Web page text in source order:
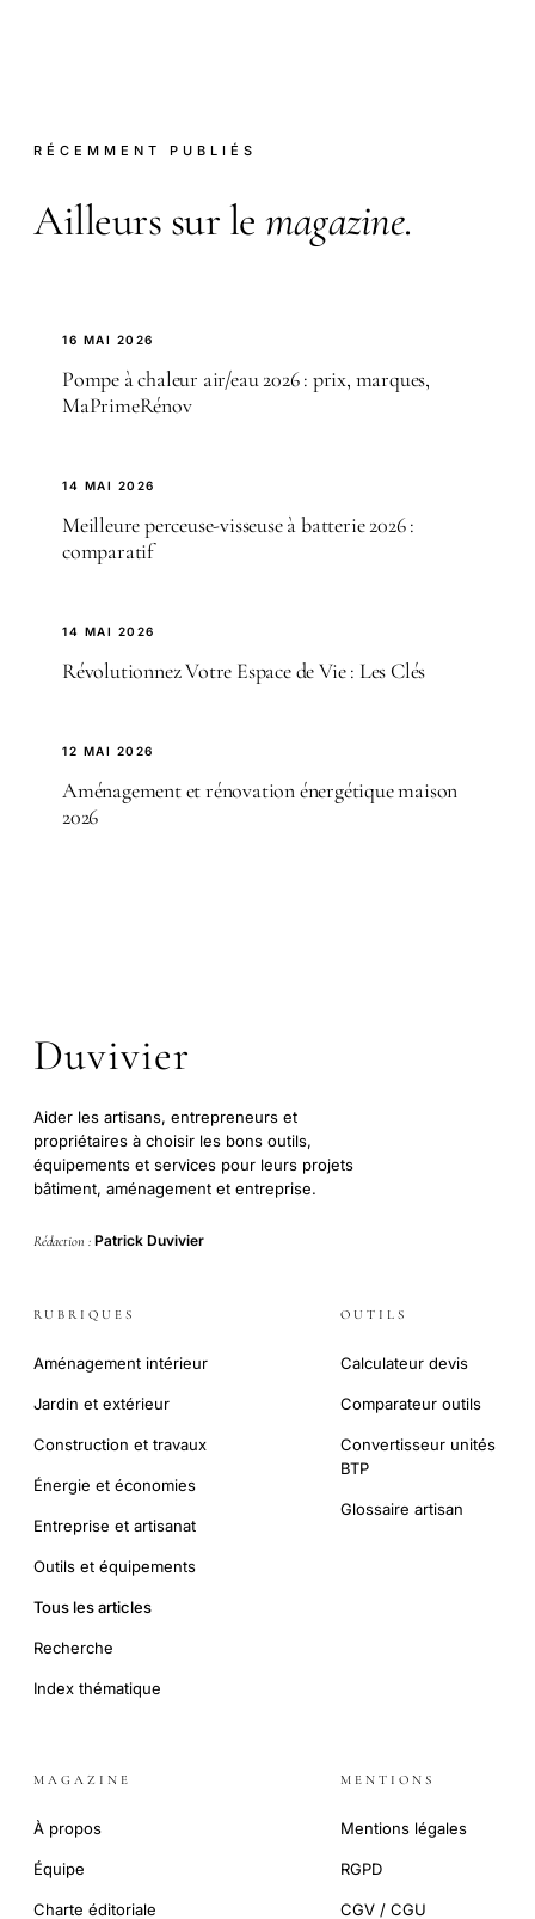
RÉCEMMENT PUBLIÉS
Ailleurs sur le magazine.
16 MAI 2026
Pompe à chaleur air/eau 2026 : prix, marques,
MaPrimeRénov
14 MAI 2026
Meilleure perceuse-visseuse à batterie 2026 :
comparatif
14 MAI 2026
Révolutionnez Votre Espace de Vie : Les Clés
12 MAI 2026
Aménagement et rénovation énergétique maison
2026
Duvivier
Aider les artisans, entrepreneurs et
propriétaires à choisir les bons outils,
équipements et services pour leurs projets
bâtiment, aménagement et entreprise.
Rédaction : Patrick Duvivier
RUBRIQUES
Aménagement intérieur
Jardin et extérieur
Construction et travaux
Énergie et économies
Entreprise et artisanat
Outils et équipements
Tous les articles
Recherche
Index thématique
OUTILS
Calculateur devis
Comparateur outils
Convertisseur unités
BTP
Glossaire artisan
MAGAZINE
À propos
Équipe
Charte éditoriale
MENTIONS
Mentions légales
RGPD
CGV / CGU